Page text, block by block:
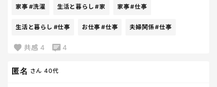
安と共に子どもたちを託し、22時頃から家から1番近
日分の家族5人の洗濯物を持参した。水を含み重過ぎ
もちろん全自動タイプの洗濯乾燥機は全て使用中
途、乾燥機に脱水済の洗濯物たちを入れて40分強乾
家事 #洗濯 生活と暮らし #家 家事#仕事
生活と暮らし #仕事 お仕事 #仕事 夫婦関係#仕事
共感 4 4
匿名 さん 40代